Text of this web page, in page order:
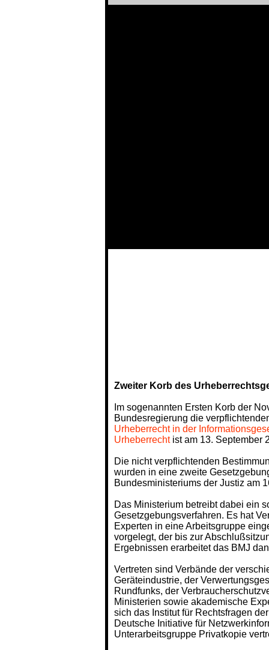
Zweiter Korb des
Im sogenannten Ersten Korb der
Bundesregierung die
Urheberrecht in der
Urheberrechtist am 13. September
Die nicht verpflichtenden
wurden in eine zweite
Bundesministeriums der Justiz am
Das Ministerium betreibt dabei ein
Gesetzgebungsverfahren. Es hat
Experten in eine Arbeitsgruppe
vorgelegt, der bis zur
Ergebnissen erarbeitet das BMJ
Vertreten sind Verbände der
Geräteindustrie, der
Rundfunks, der
Ministerien sowie akademische
sich das Institut für Rechtsfragen
Deutsche Initiative für
Unterarbeitsgruppe Privatkopie